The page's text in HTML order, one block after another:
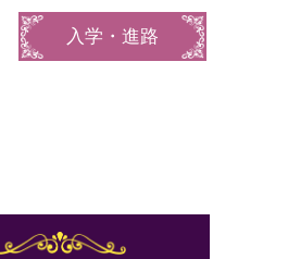
入学・進路